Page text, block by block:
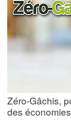
Zéro-Gâchis,
des